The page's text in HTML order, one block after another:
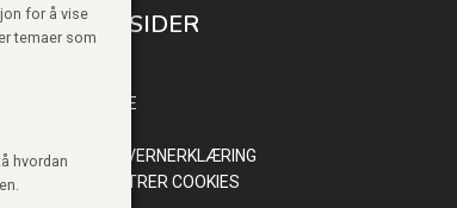
MINE SIDER
NY KUNDE
PERSONVERNERKLÆRING
ADMINISTRER COOKIES
for å vise
temaer som
hvordan